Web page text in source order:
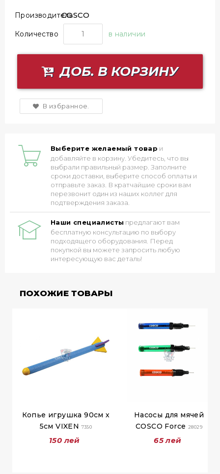
ПроизводительCOSCO
Количество в наличии
ДОБ. В КОРЗИНУ
В избранное.
Выберите желаемый товар и
добавляйте в корзину. Убедитесь, что вы
выбрали правильный размер. Заполните
сроки доставки, выберите способ оплаты и
отправьте заказ. В кратчайшие сроки вам
перезвонит один из наших коллег для
подтверждения заказа.
Наши специалисты предлагают вам
бесплатную консультацию по выбору
подходящего оборудования. Перед
покупкой вы можете запросить любую
интересующую вас деталь!
ПОХОЖИЕ ТОВАРЫ
Копье игрушка 90см х
5см VIXEN
7350
150 лей
Насосы для мячей
COSCO Force
28029
65 лей